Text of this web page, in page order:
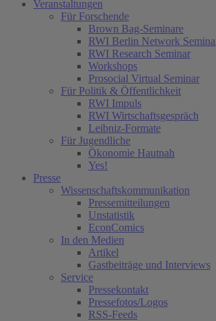
Veranstaltungen
Für Forschende
Brown Bag-Seminare
RWI Berlin Network
RWI Research Seminar
Workshops
Prosocial Virtual Seminar
Für Politik & Öffentlichkeit
RWI Impuls
RWI Wirtschaftsgespräch
Leibniz-Formate
Für Jugendliche
Ökonomie Hautnah
Yes!
Presse
Wissenschaftskommunikation
Pressemitteilungen
Unstatistik
EconComics
In den Medien
Artikel
Gastbeiträge und Interviews
Service
Pressekontakt
Pressefotos/Logos
RSS-Feeds